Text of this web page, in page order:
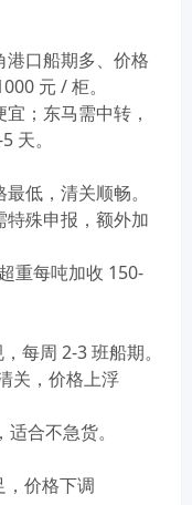
港口船期多、价格
元 / 柜。
；东马需中转，
天。
低，清关顺畅。
殊申报，额外加
重每吨加收 150-
每周 2-3 班船期。
关，价格上浮
合不急货。
，价格下调